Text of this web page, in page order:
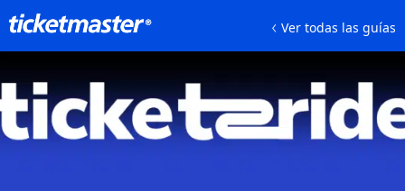
Ver todas las guías